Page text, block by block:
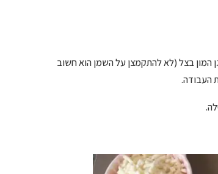
המון בצל (לא להתקמצן על השמן הוא חשוב
העבודה.